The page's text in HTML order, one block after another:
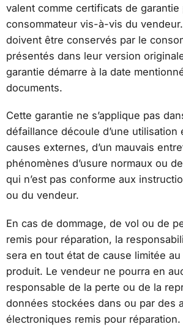
valent comme certificats de garantie
consommateur vis-à-vis du
doivent être conservés par le
présentés dans leur version
garantie démarre à la date
documents.
Cette garantie ne s’applique pas
défaillance découle d’une utilisation
causes externes, d’un mauvais
phénomènes d’usure normaux ou
qui n’est pas conforme aux
ou du vendeur.
En cas de dommage, de vol ou de
remis pour réparation, la
sera en tout état de cause limitée
produit. Le vendeur ne pourra en
responsable de la perte ou de la
données stockées dans ou par des
électroniques remis pour réparation.